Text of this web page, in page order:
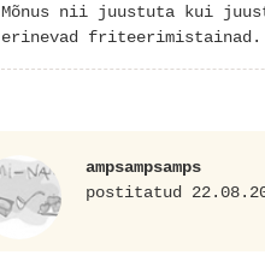
Mõnus nii juustuta kui
erinevad friteerimistainad.
ampsampsamps
postitatud